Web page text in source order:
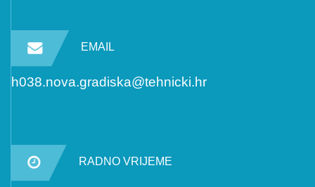
EMAIL
h038.nova.gradiska@tehnicki.hr
RADNO VRIJEME